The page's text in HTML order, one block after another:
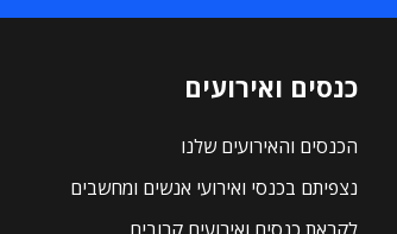
כנסים ואירועים
הכנסים והאירועים שלנו
נצפיתם בכנסי ואירועי אנשים ומחשבים